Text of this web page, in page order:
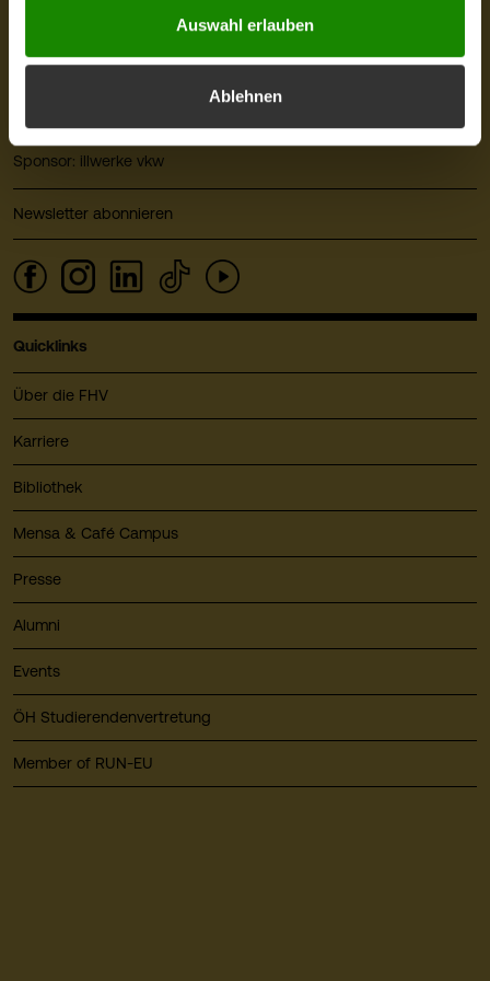
Auswahl erlauben
Ablehnen
CAMPUS V, Hochschulstraße 1
6850 Dornbirn
Österreich
info@fhv.at
Sponsor: illwerke vkw
Newsletter abonnieren
Quicklinks
Über die FHV
Karriere
Bibliothek
Mensa & Café Campus
Presse
Alumni
Events
ÖH Studierendenvertretung
Member of RUN-EU